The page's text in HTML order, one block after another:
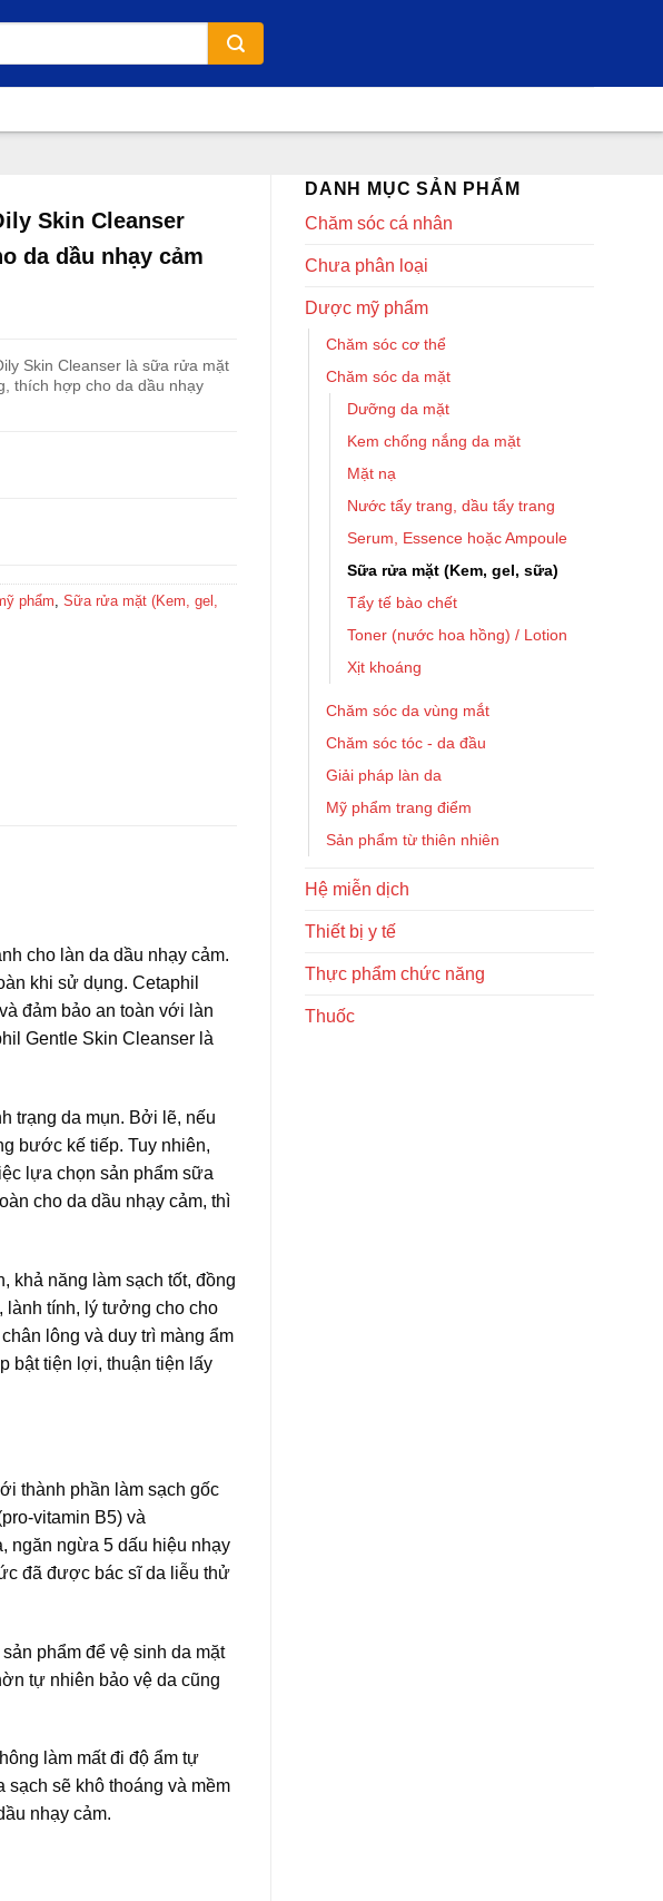
DANH MỤC SẢN PHẨM
Chăm sóc cá nhân
Chưa phân loại
Dược mỹ phẩm
Chăm sóc cơ thể
Chăm sóc da mặt
Dưỡng da mặt
Kem chống nắng da mặt
Mặt nạ
Nước tẩy trang, dầu tẩy trang
Serum, Essence hoặc Ampoule
Sữa rửa mặt (Kem, gel, sữa)
Tẩy tế bào chết
Toner (nước hoa hồng) / Lotion
Xịt khoáng
Chăm sóc da vùng mắt
Chăm sóc tóc - da đầu
Giải pháp làn da
Mỹ phẩm trang điểm
Sản phẩm từ thiên nhiên
Hệ miễn dịch
Thiết bị y tế
Thực phẩm chức năng
Thuốc
Skin Cleanser
da dầu nhạy cảm
Skin Cleanser là sữa rửa mặt
thích hợp cho da dầu nhạy
phẩm, Sữa rửa mặt (Kem, gel,
cho làn da dầu nhạy cảm.
khi sử dụng. Cetaphil
đảm bảo an toàn với làn
Gentle Skin Cleanser là
trạng da mụn. Bởi lẽ, nếu
bước kế tiếp. Tuy nhiên,
lựa chọn sản phẩm sữa
cho da dầu nhạy cảm, thì
khả năng làm sạch tốt, đồng
lành tính, lý tưởng cho cho
lông và duy trì màng ẩm
bật tiện lợi, thuận tiện lấy
thành phần làm sạch gốc
vitamin B5) và
ngăn ngừa 5 dấu hiệu nhạy
đã được bác sĩ da liễu thử
phẩm để vệ sinh da mặt
tự nhiên bảo vệ da cũng
làm mất đi độ ẩm tự
sẽ khô thoáng và mềm
nhạy cảm.